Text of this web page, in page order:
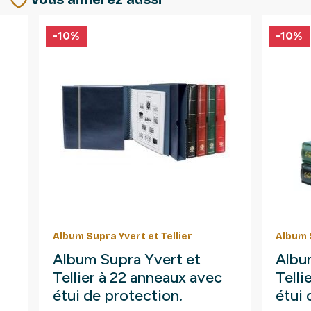
Album Supra Yvert et Tellier
Album Supra Yvert et
Tellier à 22 anneaux avec
étui de protection.
-10%
Album
étui
-10%